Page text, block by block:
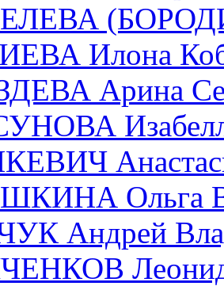
Илона
Арина
Ольга
Андрей
Леонид